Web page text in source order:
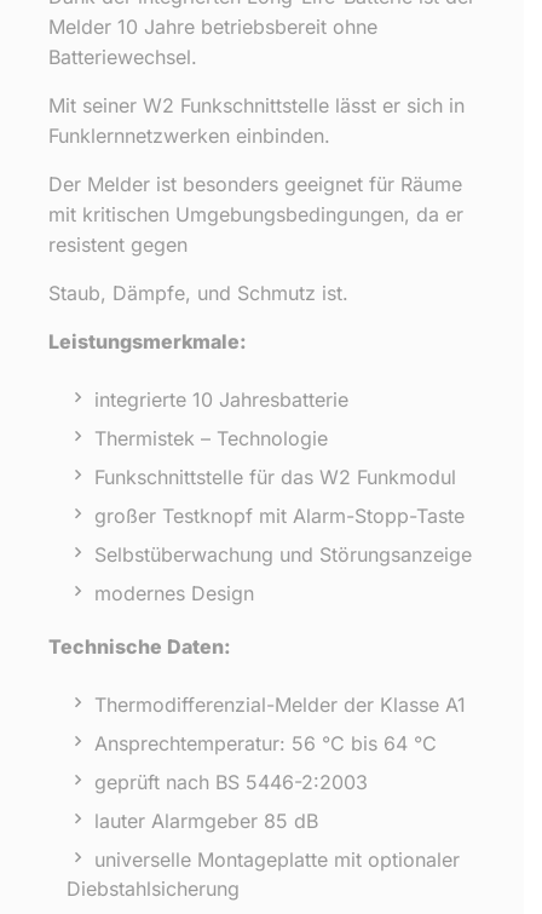
Melder 10 Jahre betriebsbereit ohne
Batteriewechsel.
Mit seiner W2 Funkschnittstelle lässt er sich in
Funklernnetzwerken einbinden.
Der Melder ist besonders geeignet für Räume
mit kritischen Umgebungsbedingungen, da er
resistent gegen
Staub, Dämpfe, und Schmutz ist.
Leistungsmerkmale:
integrierte 10 Jahresbatterie
Thermistek – Technologie
Funkschnittstelle für das W2 Funkmodul
großer Testknopf mit Alarm-Stopp-Taste
Selbstüberwachung und Störungsanzeige
modernes Design
Technische Daten:
Thermodifferenzial-Melder der Klasse A1
Ansprechtemperatur: 56 °C bis 64 °C
geprüft nach BS 5446-2:2003
lauter Alarmgeber 85 dB
universelle Montageplatte mit optionaler
Diebstahlsicherung